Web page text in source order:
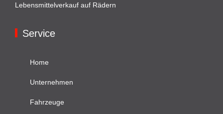
Lebensmittelverkauf auf Rädern
Service
Home
Unternehmen
Fahrzeuge